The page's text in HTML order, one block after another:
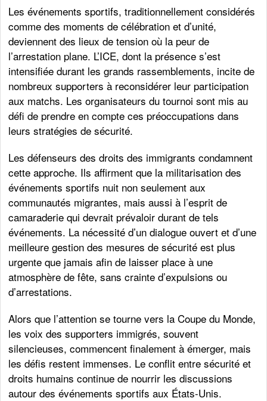
Les événements sportifs, traditionnellement considérés
comme des moments de célébration et d’unité,
deviennent des lieux de tension où la peur de
l’arrestation plane. L’ICE, dont la présence s’est
intensifiée durant les grands rassemblements, incite de
nombreux supporters à reconsidérer leur participation
aux matchs. Les organisateurs du tournoi sont mis au
défi de prendre en compte ces préoccupations dans
leurs stratégies de sécurité.
Les défenseurs des droits des immigrants condamnent
cette approche. Ils affirment que la militarisation des
événements sportifs nuit non seulement aux
communautés migrantes, mais aussi à l’esprit de
camaraderie qui devrait prévaloir durant de tels
événements. La nécessité d’un dialogue ouvert et d’une
meilleure gestion des mesures de sécurité est plus
urgente que jamais afin de laisser place à une
atmosphère de fête, sans crainte d’expulsions ou
d’arrestations.
Alors que l’attention se tourne vers la Coupe du Monde,
les voix des supporters immigrés, souvent
silencieuses, commencent finalement à émerger, mais
les défis restent immenses. Le conflit entre sécurité et
droits humains continue de nourrir les discussions
autour des événements sportifs aux États-Unis.